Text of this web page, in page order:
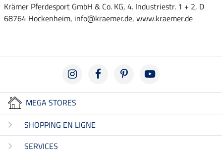
Krämer Pferdesport GmbH & Co. KG, 4. Industriestr. 1 + 2, D
68764 Hockenheim, info@kraemer.de, www.kraemer.de
MEGA STORES
SHOPPING EN LIGNE
SERVICES